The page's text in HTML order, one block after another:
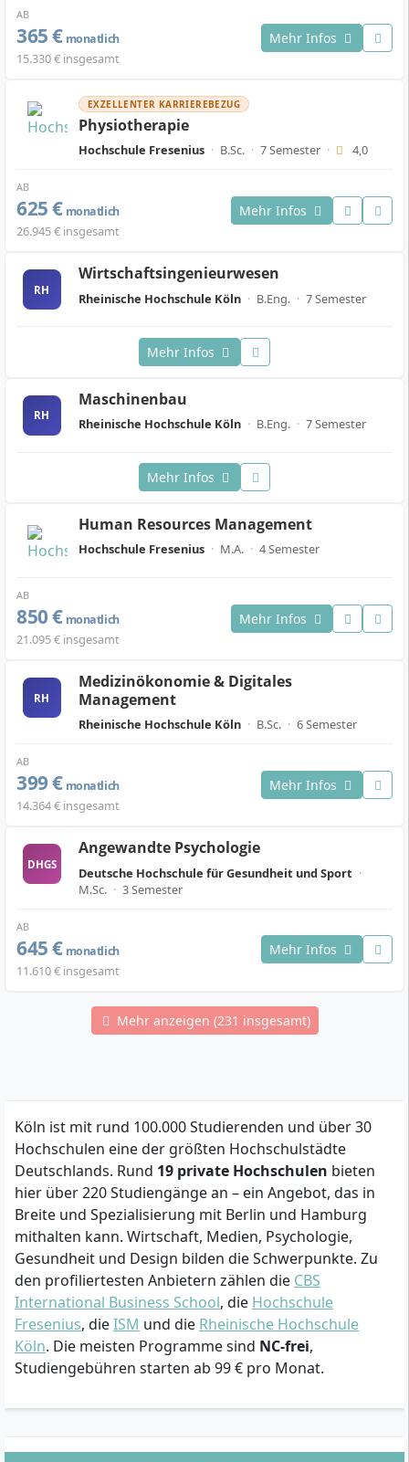
AB
365 € monatlich
15.330 € insgesamt
Mehr Infos
EXZELLENTER KARRIEREBEZUG
Physiotherapie
Hochschule Fresenius · B.Sc. · 7 Semester · 4,0
AB
625 € monatlich
26.945 € insgesamt
Mehr Infos
RH
Wirtschaftsingenieurwesen
Rheinische Hochschule Köln · B.Eng. · 7 Semester
Mehr Infos
RH
Maschinenbau
Rheinische Hochschule Köln · B.Eng. · 7 Semester
Mehr Infos
Human Resources Management
Hochschule Fresenius · M.A. · 4 Semester
AB
850 € monatlich
21.095 € insgesamt
Mehr Infos
RH
Medizinökonomie & Digitales
Management
Rheinische Hochschule Köln · B.Sc. · 6 Semester
AB
399 € monatlich
14.364 € insgesamt
Mehr Infos
DHGS
Angewandte Psychologie
Deutsche Hochschule für Gesundheit und Sport ·
M.Sc. · 3 Semester
AB
645 € monatlich
11.610 € insgesamt
Mehr Infos
Mehr anzeigen (231 insgesamt)
Köln ist mit rund 100.000 Studierenden und über 30
Hochschulen eine der größten Hochschulstädte
Deutschlands. Rund 19 private Hochschulen bieten
hier über 220 Studiengänge an – ein Angebot, das in
Breite und Spezialisierung mit Berlin und Hamburg
mithalten kann. Wirtschaft, Medien, Psychologie,
Gesundheit und Design bilden die Schwerpunkte. Zu
den profiliertesten Anbietern zählen die CBS
International Business School, die Hochschule
Fresenius, dieISM und die Rheinische Hochschule
Köln. Die meisten Programme sind NC-frei,
Studiengebühren starten ab 99 € pro Monat.